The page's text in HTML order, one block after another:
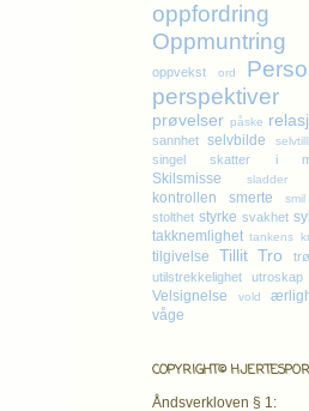
oppfordring
Oppmuntring
oppvekst ord
perspektiver
prøvelser påske
sannhet selvbilde
singel
skatter i
Skilsmisse sladder
kontrollen
smerte smil
stolthet styrke svakhet
takknemlighet tankens
tilgivelse Tillit Tro
utilstrekkelighet utroskap
Velsignelse vold
våge
COPYRIGHT© HJERTESPOR
Åndsverkloven § 1: